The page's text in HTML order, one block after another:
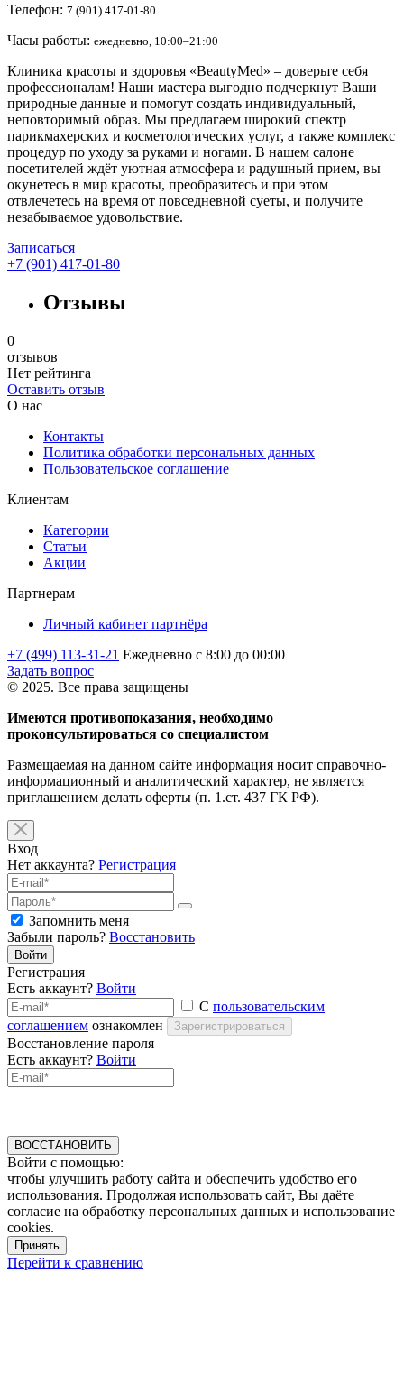
Телефон: 7 (901) 417-01-80
Часы работы: ежедневно, 10:00–21:00
Клиника красоты и здоровья «BeautyMed» – доверьте себя
профессионалам! Наши мастера выгодно подчеркнут Ваши
природные данные и помогут создать индивидуальный,
неповторимый образ. Мы предлагаем широкий спектр
парикмахерских и косметологических услуг, а также комплекс
процедур по уходу за руками и ногами. В нашем салоне
посетителей ждёт уютная атмосфера и радушный прием, вы
окунетесь в мир красоты, преобразитесь и при этом
отвлечетесь на время от повседневной суеты, и получите
незабываемое удовольствие.
Записаться
+7 (901) 417-01-80
Отзывы
0
отзывов
Нет рейтинга
Оставить отзыв
О нас
Контакты
Политика обработки персональных данных
Пользовательское соглашение
Клиентам
Категории
Статьи
Акции
Партнерам
Личный кабинет партнёра
+7 (499) 113-31-21 Ежедневно с 8:00 до 00:00
Задать вопрос
© 2025. Все права защищены
Имеются противопоказания, необходимо
проконсультироваться со специалистом
Размещаемая на данном сайте информация носит справочно-
информационный и аналитический характер, не является
приглашением делать оферты (п. 1.ст. 437 ГК РФ).
Вход
Нет аккаунта? Регистрация
Запомнить меня
Забыли пароль? Восстановить
Войти
Регистрация
Есть аккаунт? Войти
С пользовательским
соглашением ознакомлен Зарегистрироваться
Восстановление пароля
Есть аккаунт? Войти
ВОССТАНОВИТЬ
Войти с помощью:
чтобы улучшить работу сайта и обеспечить удобство его
использования. Продолжая использовать сайт, Вы даёте
согласие на обработку персональных данных и использование
cookies.
Принять
Перейти к сравнению